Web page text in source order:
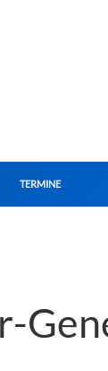
TERMINE